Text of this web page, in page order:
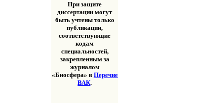
При защите
диссертации могут
быть учтены только
публикации,
соответствующие
кодам
специальностей,
закрепленным за
журналом
«Биосфера» в Перечне
ВАК.